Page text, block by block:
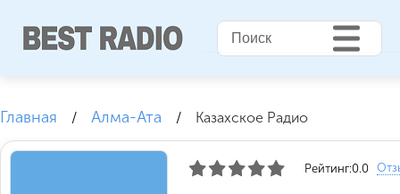
Главная / Алма-Ата / Казахское Радио
Рейтинг:0.0